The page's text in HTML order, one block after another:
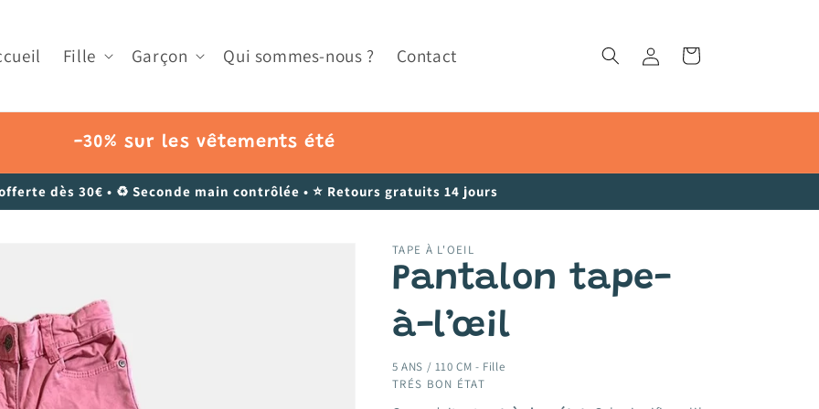
Fille Garçon Qui sommes-nous ? Contact Connexion Panier
-30% sur les vêtements été
dès 30€ • ♻️ Seconde main contrôlée • ⭐ Retours gratuits 14 jours
TAPE À L'OEIL
Pantalon tape-
à-l’œil
5 ANS / 110 CM - Fille
TRÉS BON ÉTAT